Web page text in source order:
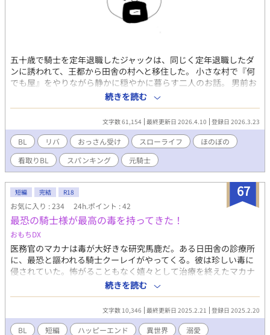
五十歳で騎士を定年退職したジャックは、同じく定年退職したダ
ンに誘われて、王都から田舎の村へと移住した。 小さな村で『何
でも屋』をやりながら静かに穏やかに暮らす二人のお話。 男前お
っさん二人のリバ！ ※ムーンライトノベルズさんでも公開してお
ります。 ※リバです！年齢層高いおっさん二人のリバです！ ※ネ
タバレになりますが、看取りBLです！ ※エロあり回には※つけて
ます！ ※全１９話です。毎朝六時更新になります。
続きを読む
文字数 61,154 最終更新日 2026.4.10 登録日 2026.3.23
BL リバ おっさん受け スローライフ
ほのぼの
看取りBL
スパンキング 元騎士
67
短編 完結 R18
お気に入り : 234 24h.ポイント : 42
最恐の騎士様が最高の毒を持ってきた！
おもちDX
医務官のマカナは毒が大好きな研究馬鹿だ。ある日田舎の診療所
に、最恐と謳われる騎士クーレイがやってくる。彼は珍しい毒に
侵されていた。怖がることもなく嬉々として治療を終えたマカナ
に、クーレイは度々会いに来るようになる。 徐々に距離が縮まっ
てきた頃、クーレイが催淫毒に侵されてやってきた！マカナは治
療と称して体に触れるが……？ 毒にしか興味のない医務官が、大
きくて怖がられがちな騎士に懐かれ押しかけられ絆される話。 騎
士クーレイ×医務官マカナ
続きを読む
文字数 10,346 最終更新日 2025.2.21 登録日 2025.2.20
BL 短編 ハッピーエンド 異世界
溺愛